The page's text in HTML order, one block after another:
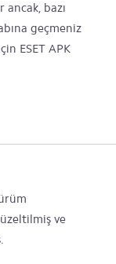
bazı
geçmeniz
ESET APK
ve